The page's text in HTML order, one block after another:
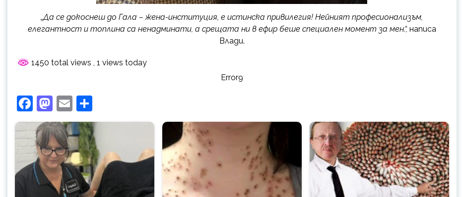
„Да се докоснеш до Гала – жена-институция, е истинска привилегия! Нейният професионализъм,
елегантност и топлина са ненадминати, а срещата ни в ефир беше специален момент за мен.“, написа
Влади.
1450 total views , 1 views today
Error9
Facebook
Mastodon
Email